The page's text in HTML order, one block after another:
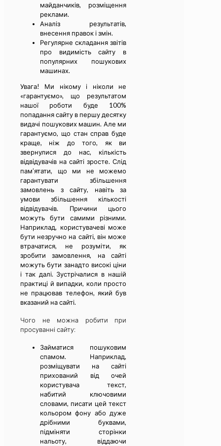
майданчиків, розміщення
реклами.
Аналіз результатів,
внесення правок і змін.
Регулярне складання звітів
про видимість сайту в
популярних пошукових
машинах.
Увага! Ми нікому і ніколи не
«гарантуємо», що результатом
нашої роботи буде 100%
попадання сайту в першу десятку
видачі пошукових машин. Але ми
гарантуємо, що стан справ буде
краще, ніж до того, як ви
звернулися до нас, кількість
відвідувачів на сайті зросте. Слід
пам’ятати, що ми не можемо
гарантувати збільшення
замовлень з сайту, навіть за
умови збільшення кількості
відвідувачів. Причини цього
можуть бути самими різними.
Наприклад, користувачеві може
бути незручно на сайті, він може
втрачатися, не розуміти, як
зробити замовлення, на сайті
можуть бути занадто високі ціни
і так далі. Зустрічалися в нашій
практиці й випадки, коли просто
не працював телефон, який був
вказаний на сайті.
Чого не можна робити при
просуванні сайту:
Займатися пошуковим
спамом. Наприклад,
розміщувати на сайті
прихований від очей
користувача текст,
набитий ключовими
словами, писати цей текст
кольором фону або дуже
дрібними буквами,
підміняти сторінки
нальоту, віддаючи